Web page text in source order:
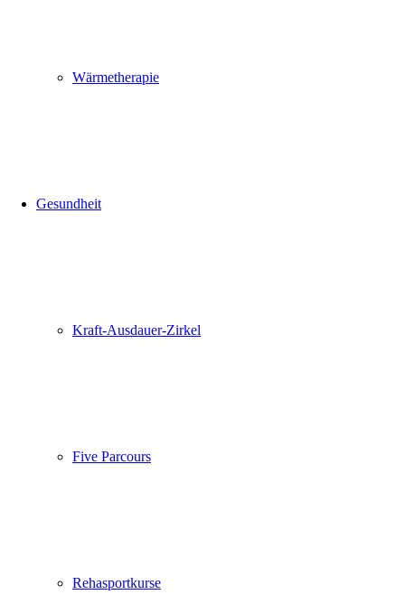
Wärmetherapie
Gesundheit
Kraft-Ausdauer-Zirkel
Five Parcours
Rehasportkurse